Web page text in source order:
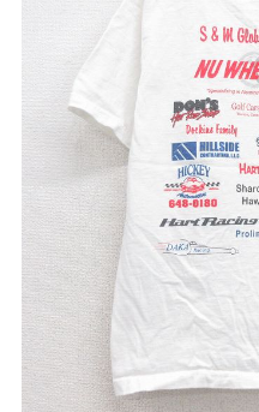
レ
雑貨/小物
Search by Particularこ
Search by Size サイズから
ジャケット XS S
スウェット XS